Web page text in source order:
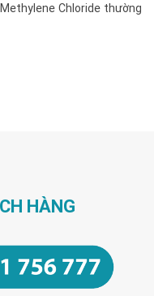
Chloride thường
HÀNG